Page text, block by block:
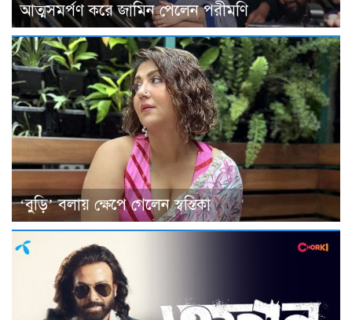
আত্মসমর্পণ করে জামিন পেলেন পরীমণি
‘বুড়ি’ বলায় ক্ষেপে গেলেন স্বস্তিকা